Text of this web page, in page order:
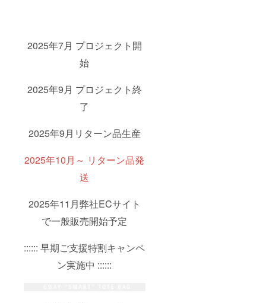
2025年7月 プロジェクト開
始
2025年9月 プロジェクト終
了
2025年9月リターン品生産
2025年10月～ リターン品発
送
2025年11月弊社ECサイト
で一般販売開始予定
:::::: 早期ご支援特割キャンペ
ン実施中 ::::::